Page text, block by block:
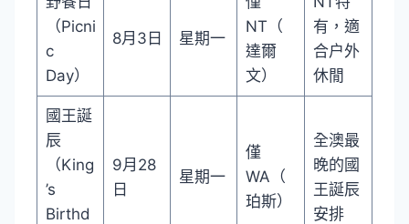
（Picni
c
Day）
8月3日 星期一
NT（
達爾
文）
有，適
合户外
休閒
國王誕
辰
（King
’s
Birthd
9月28
日
星期一
僅
WA（
珀斯）
全澳最
晚的國
王誕辰
安排